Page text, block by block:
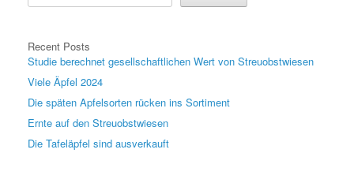
Recent Posts
Studie berechnet gesellschaftlichen Wert von Streuobstwiesen
Viele Äpfel 2024
Die späten Apfelsorten rücken ins Sortiment
Ernte auf den Streuobstwiesen
Die Tafeläpfel sind ausverkauft